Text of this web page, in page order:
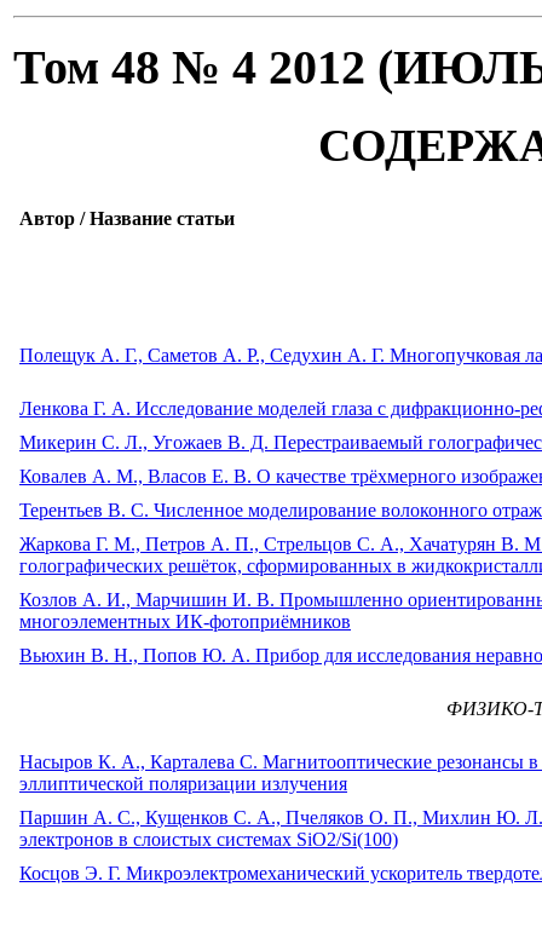
Том 48 № 4 2012
Автор / Название статьи
Полещук А. Г., Саметов А. Р., Седухин А. Г. Многопучковая
Ленкова Г. А. Исследование моделей глаза с дифракционно-
Микерин С. Л., Угожаев В. Д. Перестраиваемый
Ковалев А. М., Власов Е. В. О качестве трёхмерного
Терентьев В. С. Численное моделирование волоконного
Жаркова Г. М., Петров А. П., Стрельцов С. А., Хачатурян В.
голографических решёток, сформированных в
Козлов А. И., Марчишин И. В. Промышленно
многоэлементных ИК-фотоприёмников
Вьюхин В. Н., Попов Ю. А. Прибор для исследования
ФИЗИКО-
Насыров К. А., Карталева С. Магнитооптические резонансы
эллиптической поляризации излучения
Паршин А. С., Кущенков С. А., Пчеляков О. П., Михлин Ю. Л.,
электронов в слоистых системах SiO2/Si(100)
Косцов Э. Г. Микроэлектромеханический ускоритель